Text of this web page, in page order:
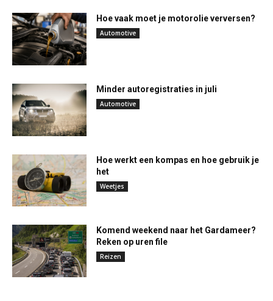
Hoe vaak moet je motorolie verversen?
Automotive
Minder autoregistraties in juli
Automotive
Hoe werkt een kompas en hoe gebruik je
het
Weetjes
Komend weekend naar het Gardameer?
Reken op uren file
Reizen